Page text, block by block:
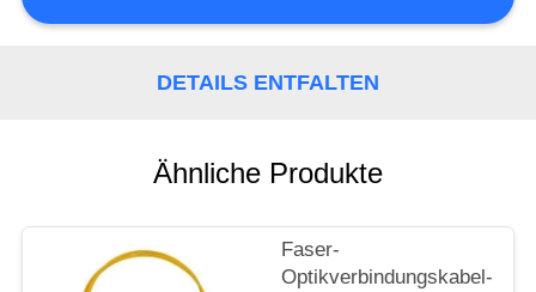
DETAILS ENTFALTEN
Ähnliche Produkte
Faser-
Optikverbindungskabel-